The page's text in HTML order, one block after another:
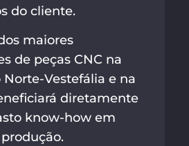
do cliente.
maiores
de peças CNC na
Norte-Vestefália e na
diretamente
know-how em